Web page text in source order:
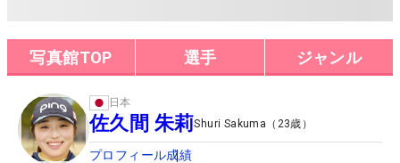
写真館TOP 選手 ジャンル
日本
佐久間 朱莉Shuri Sakuma （ 23歳）
プロフィール成績